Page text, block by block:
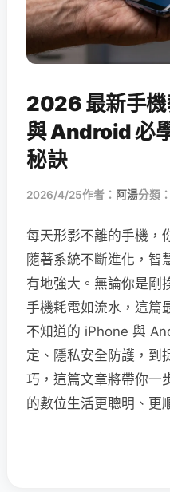
2026 最新手
與 Android 必
秘訣
2026/4/25作者： 阿湯分類：
每天形影不離的手機，
隨著系統不斷進化，智
有地強大。無論你是剛
手機耗電如流水，這篇
不知道的 iPhone 與
定、隱私安全防護，到
巧，這篇文章將帶你一
的數位生活更聰明、更